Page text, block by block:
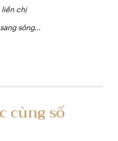
liền chị
sông...
cùng số